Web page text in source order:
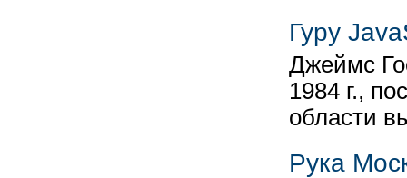
Гуру
Джеймс
1984 г.,
области
Рука